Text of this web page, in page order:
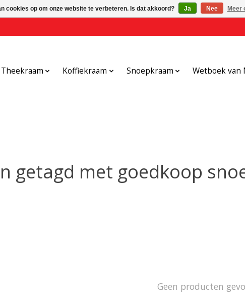
Theekraam Koffiekraam Snoepkraam Wetboek van
getagd met goedkoop
Geen producten
cookies op om onze website te verbeteren. Is dat akkoord? Ja Nee Meer